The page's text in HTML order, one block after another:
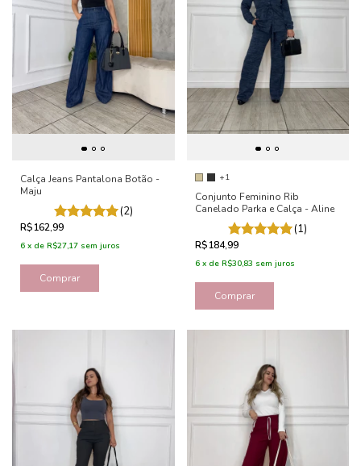
Calça Jeans Pantalona Botão -
Maju
(2)
R$162,99
6 x de R$27,17 sem juros
Comprar
+1
Conjunto Feminino Rib
Canelado Parka e Calça - Aline
(1)
R$184,99
6 x de R$30,83 sem juros
Comprar